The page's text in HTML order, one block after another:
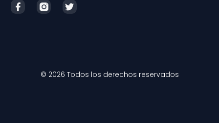
© 2026 Todos los derechos reservados